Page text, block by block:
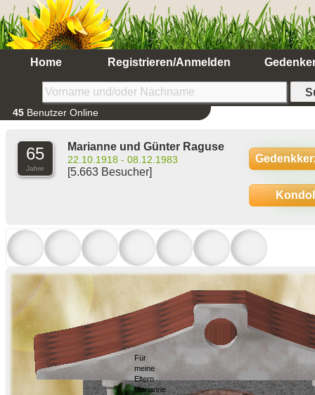
Home Registrieren/Anmelden
45 Benutzer Online
65
Jahre
Marianne und Günter Raguse
22.10.1918 - 08.12.1983
[5.663 Besucher]
Für
meine
Eltern
Marianne